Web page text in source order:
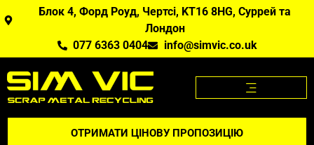
Блок 4, Форд Роуд, Чертсі, KT16 8HG, Суррей та
Лондон
077 6363 0404
info@simvic.co.uk
ОТРИМАТИ ЦІНОВУ ПРОПОЗИЦІЮ